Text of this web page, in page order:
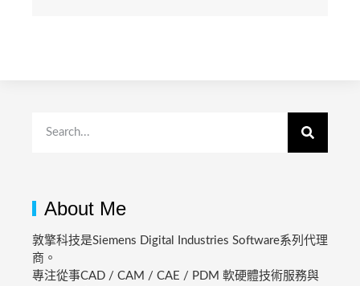
About Me
敦擎科技是Siemens Digital Industries Software系列代理
商。
專注從事CAD / CAM / CAE / PDM 軟硬體技術服務與